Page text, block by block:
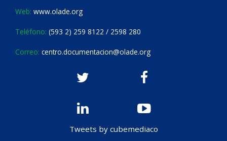
Web: www.olade.org
Teléfono: (593 2) 259 8122 / 2598 280
Correo: centro.documentacion@olade.org
Tweets by cubemediaco